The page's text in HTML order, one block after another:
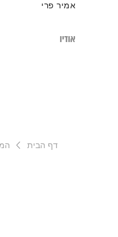
אמיר פרי
אודיו
דף הבית